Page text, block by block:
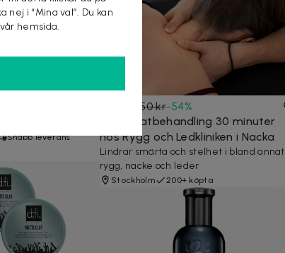
-66 %
ditt hår som
och oändliga
alla hå...
Snabb leverans
850 kr-54%
Naprapatbehandling 30 minuter
hos Rygg och Ledkliniken i Nacka
Lindrar smärta och stelhet i bland annat
rygg, nacke och leder
Stockholm 200+ köpta
nej i “Mina val”. Du kan
hemsida.